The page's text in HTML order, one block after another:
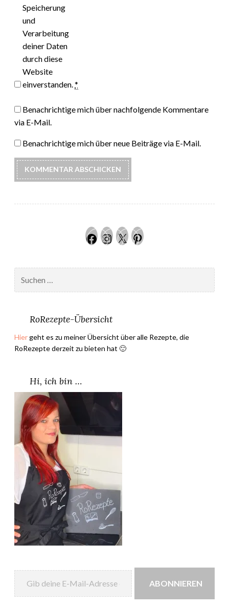
Speicherung
und
Verarbeitung
deiner Daten
durch diese
Website
einverstanden.*
Benachrichtige mich über nachfolgende Kommentare
via E-Mail.
Benachrichtige mich über neue Beiträge via E-Mail.
Facebook
Instagram
Twitter
nach:
RoRezepte-Übersicht
Hiergeht es zu meiner Übersicht über alle Rezepte, die
RoRezepte derzeit zu bieten hat 🙂
Hi, ich bin …
Gib deine E-Mail-Adresse ein ...
ABONNIEREN